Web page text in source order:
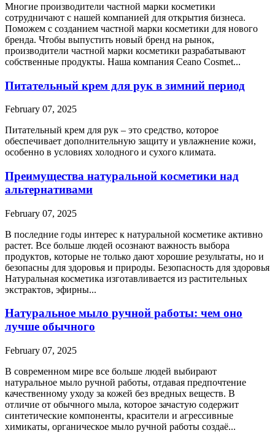
Многие производители частной марки косметики
сотрудничают с нашей компанией для открытия бизнеса.
Поможем с созданием частной марки косметики для нового
бренда. Чтобы выпустить новый бренд на рынок,
производители частной марки косметики разрабатывают
собственные продукты. Наша компания Ceano Cosmet...
Питательный крем для рук в зимний период
February 07, 2025
Питательный крем для рук – это средство, которое
обеспечивает дополнительную защиту и увлажнение кожи,
особенно в условиях холодного и сухого климата.
Преимущества натуральной косметики над
альтернативами
February 07, 2025
В последние годы интерес к натуральной косметике активно
растет. Все больше людей осознают важность выбора
продуктов, которые не только дают хорошие результаты, но и
безопасны для здоровья и природы. Безопасность для здоровья
Натуральная косметика изготавливается из растительных
экстрактов, эфирны...
Натуральное мыло ручной работы: чем оно
лучше обычного
February 07, 2025
В современном мире все больше людей выбирают
натуральное мыло ручной работы, отдавая предпочтение
качественному уходу за кожей без вредных веществ. В
отличие от обычного мыла, которое зачастую содержит
синтетические компоненты, красители и агрессивные
химикаты, органическое мыло ручной работы создаё...